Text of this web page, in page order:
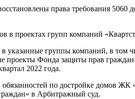
права требования
в проектах групп компаний
в указанные группы компаний, в
Фонда защиты прав граждан-
2022 года.
по достройке домов
в Арбитражный суд.